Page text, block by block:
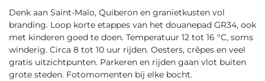
Denk aan Saint-Malo, Quiberon en granietkusten vol
branding. Loop korte etappes van het douanepad GR34, ook
met kinderen goed te doen. Temperatuur 12 tot 16 °C, soms
winderig. Circa 8 tot 10 uur rijden. Oesters, crêpes en veel
gratis uitzichtpunten. Parkeren en rijden gaan vlot buiten
grote steden. Fotomomenten bij elke bocht.